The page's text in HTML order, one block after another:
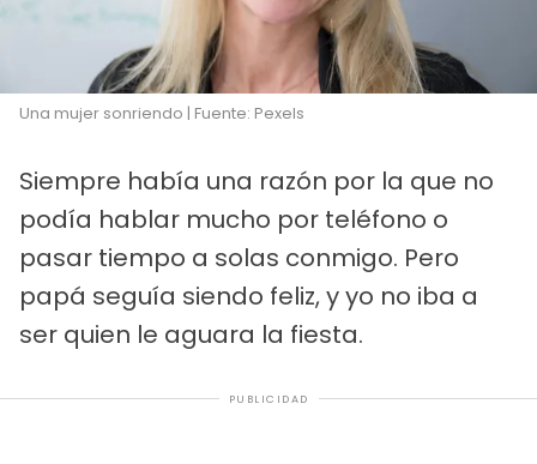
Una mujer sonriendo | Fuente: Pexels
Siempre había una razón por la que no
podía hablar mucho por teléfono o
pasar tiempo a solas conmigo. Pero
papá seguía siendo feliz, y yo no iba a
ser quien le aguara la fiesta.
PUBLICIDAD